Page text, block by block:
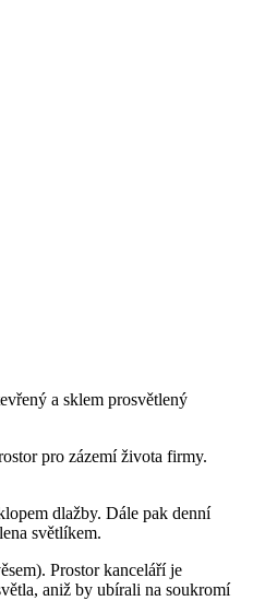
a sklem prosvětlený
pro zázemí života firmy.
dlažby. Dále pak denní
světlíkem.
Prostor kanceláří je
aniž by ubírali na soukromí